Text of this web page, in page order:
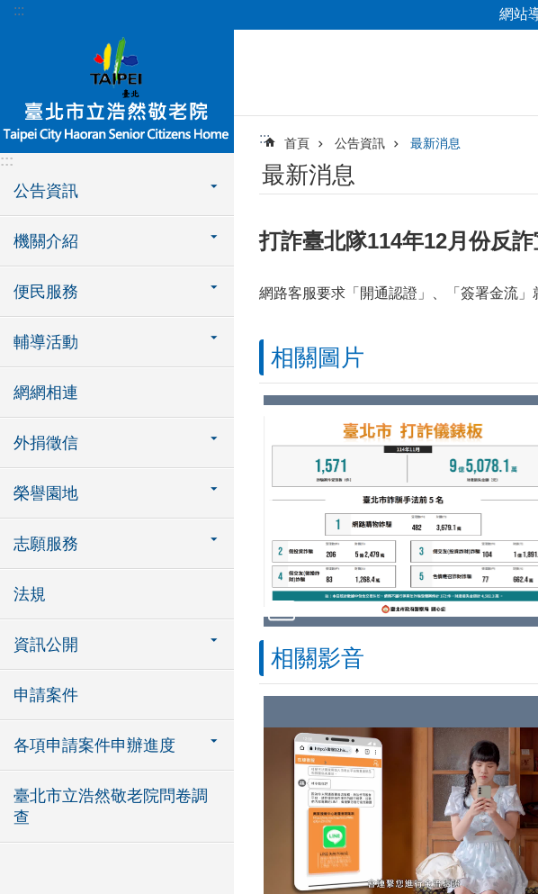
跳到主要內容區塊
::: 網站
:::
公告資訊
機關介紹
便民服務
輔導活動
網網相連
外捐徵信
榮譽園地
志願服務
法規
資訊公開
申請案件
各項申請案件申辦進度
臺北市立浩然敬老院問卷調
查
::: 首頁 公告資訊 最新消息
最新消息
打詐臺北隊114年12月份反
網路客服要求「開通認證」、「簽署金流
相關圖片
相關影音